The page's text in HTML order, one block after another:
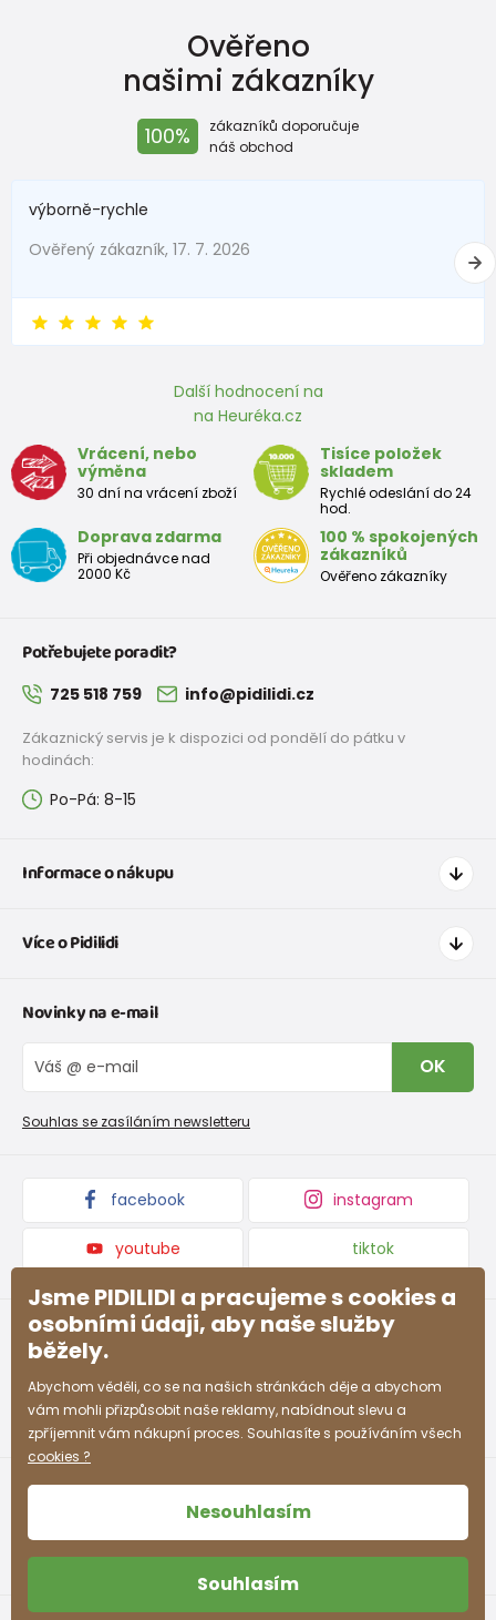
Ověřeno
našimi zákazníky
100%
zákazníků doporučuje
náš obchod
výborně-rychle
Ověřený zákazník, 17. 7. 2026
Další hodnocení na
na Heuréka.cz
Vrácení, nebo
výměna
30 dní na vrácení zboží
Tisíce položek
skladem
Rychlé odeslání do 24
hod.
Doprava zdarma
Při objednávce nad
2000 Kč
100 % spokojených
zákazníků
Ověřeno zákazníky
Potřebujete poradit?
725 518 759 info@pidilidi.cz
Zákaznický servis je k dispozici od pondělí do pátku v
hodinách:
Po-Pá: 8-15
Informace o nákupu
Doprava a platba
Tabulka velikostí obuvi
Vrácení zboží a reklamace
Reklamační řád
Více o Pidilidi
O nás
Blog
Velkoobchod PiDiLiDi
Affiliate program
Kolekce zboží
Novinky na e-mail
OK
Souhlas se zasíláním newsletteru
facebook instagram
youtube tiktok
Jsme PIDILIDI a pracujeme s cookies a
osobními údaji, aby naše služby
běžely.
Abychom věděli, co se na našich stránkách děje a abychom
vám mohli přizpůsobit naše reklamy, nabídnout slevu a
zpříjemnit vám nákupní proces. Souhlasíte s používáním všech
cookies ?
Nesouhlasím
Souhlasím